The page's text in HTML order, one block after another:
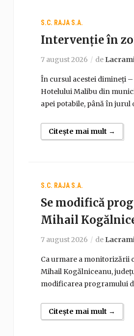
S.C. RAJA S.A.
Intervenție în
7 august 2026 de
În cursul acestei dimineți –
Hotelului Malibu din
apei potabile, până în jurul
Citește mai mult →
S.C. RAJA S.A.
Se modifică
Mihail
7 august 2026 de
Ca urmare a monitorizării
Mihail Kogălniceanu,
modificarea programului
Citește mai mult →